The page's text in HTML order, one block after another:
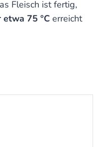
Fleisch ist fertig,
75 °C erreicht